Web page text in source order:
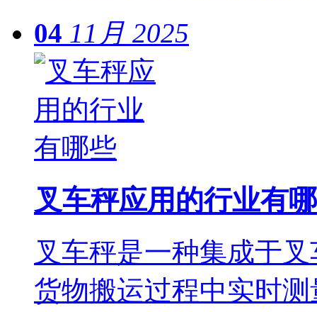
04 11月 2025
叉车秤应用的行业有
叉车秤是一种集成于
货物搬运过程中实时